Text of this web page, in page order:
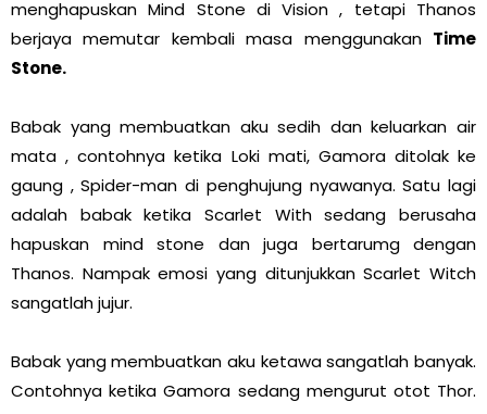
menghapuskan Mind Stone di Vision , tetapi Thanos
berjaya memutar kembali masa menggunakan Time
Stone.
Babak yang membuatkan aku sedih dan keluarkan air
mata , contohnya ketika Loki mati, Gamora ditolak ke
gaung , Spider-man di penghujung nyawanya. Satu lagi
adalah babak ketika Scarlet With sedang berusaha
hapuskan mind stone dan juga bertarumg dengan
Thanos. Nampak emosi yang ditunjukkan Scarlet Witch
sangatlah jujur.
Babak yang membuatkan aku ketawa sangatlah banyak.
Contohnya ketika Gamora sedang mengurut otot Thor.